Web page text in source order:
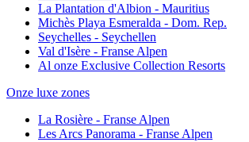
La Plantation d'Albion - Mauritius
Michès Playa Esmeralda - Dom. Rep.
Seychelles - Seychellen
Val d'Isère - Franse Alpen
Al onze Exclusive Collection Resorts
Onze luxe zones
La Rosière - Franse Alpen
Les Arcs Panorama - Franse Alpen